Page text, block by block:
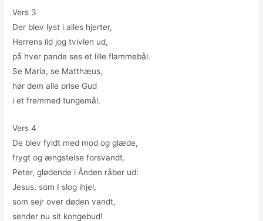
Vers 3
Der blev lyst i alles hjerter,
Herrens ild jog tvivlen ud,
på hver pande ses et lille flammebål.
Se Maria, se Matthæus,
hør dem alle prise Gud
i et fremmed tungemål.
Vers 4
De blev fyldt med mod og glæde,
frygt og ængstelse forsvandt.
Peter, glødende i Ånden råber ud:
Jesus, som I slog ihjel,
som sejr over døden vandt,
sender nu sit kongebud!